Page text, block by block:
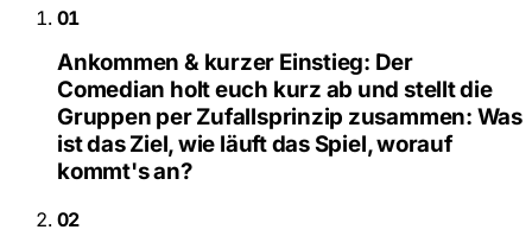
01
Ankommen & kurzer Einstieg: Der
Comedian holt euch kurz ab und stellt die
Gruppen per Zufallsprinzip zusammen: Was
ist das Ziel, wie läuft das Spiel, worauf
kommt's an?
02